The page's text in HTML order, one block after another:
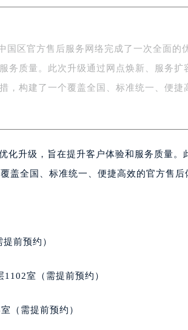
写字楼（华润万象城）17层1706室（需
20层2009室（需提前预约）
5层503-5室（需提前预约）
（中央广场）A1座办公楼14层07室（需
万象城）15层1508室（需提前预约）
大厦南塔写字楼15层07室（需提前预约）
座30层05室（需提前预约）
03室（需提前预约）
楼9层902室（需提前预约）
国区官方售后服务网络完成了一次全面的
务质量。此次升级通过网点焕新、服务扩
，构建了一个覆盖全国、标准统一、便捷
化升级，旨在提升客户体验和服务质量。
盖全国、标准统一、便捷高效的官方售后
前预约）
室（需提前预约）
（需提前预约）